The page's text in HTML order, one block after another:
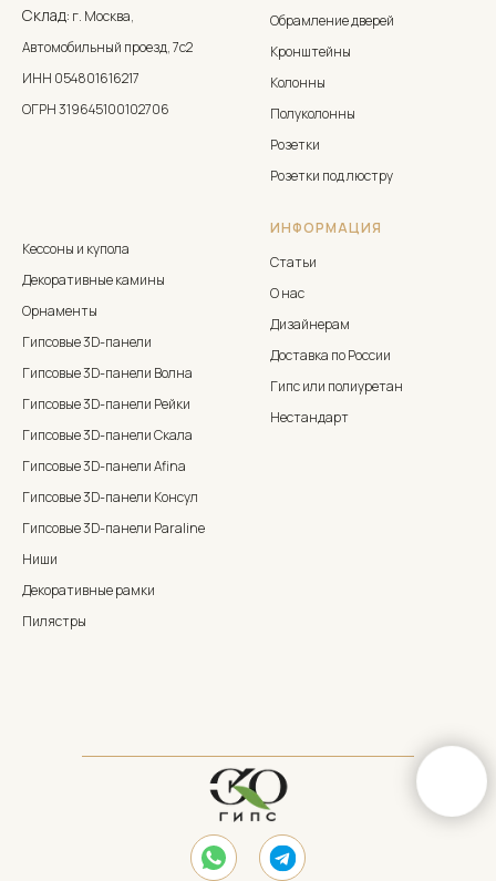
Склад: г. Москва,
Автомобильный проезд, 7с2
ИНН 054801616217
ОГРН 319645100102706
Обрамление дверей
Кронштейны
Колонны
Полуколонны
Розетки
Розетки под люстру
Кессоны и купола
Декоративные камины
Орнаменты
Гипсовые 3D-панели
Гипсовые 3D-панели Волна
Гипсовые 3D-панели Рейки
Гипсовые 3D-панели Скала
Гипсовые 3D-панели Afina
Гипсовые 3D-панели Консул
Гипсовые 3D-панели Paraline
Ниши
Декоративные рамки
Пилястры
ИНФОРМАЦИЯ
Статьи
О нас
Дизайнерам
Доставка по России
Гипс или полиуретан
Нестандарт